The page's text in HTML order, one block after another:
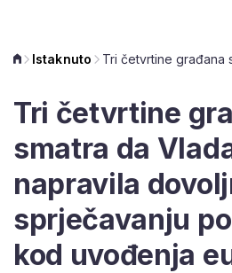
Istaknuto
Tri četvrtine
smatra da
napravila
sprječavanju
kod uvođenja